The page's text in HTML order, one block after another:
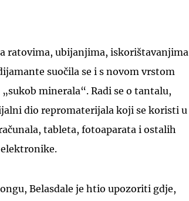
ratovima, ubijanjima, iskorištavanjima
suočila se i s novom vrstom
minerala“. Radi se o tantalu,
dio repromaterijala koji se koristi u
tableta, fotoaparata i ostalih
Belasdale je htio upozoriti gdje,